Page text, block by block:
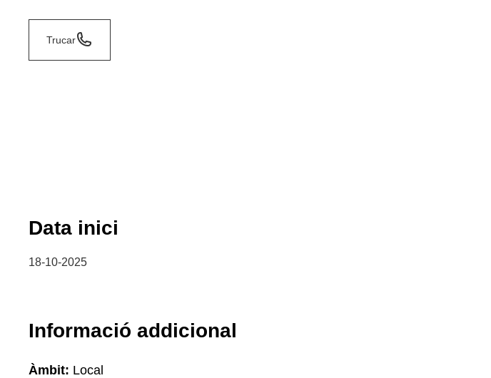
Trucar
Data inici
18-10-2025
Informació addicional
Àmbit: Local